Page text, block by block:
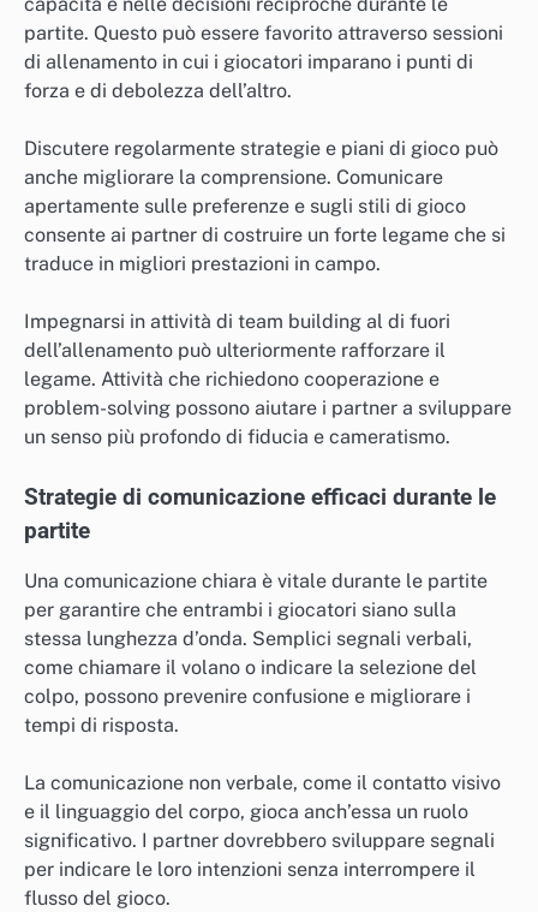
partite. Questo può essere favorito attraverso sessioni
di allenamento in cui i giocatori imparano i punti di
forza e di debolezza dell’altro.
Discutere regolarmente strategie e piani di gioco può
anche migliorare la comprensione. Comunicare
apertamente sulle preferenze e sugli stili di gioco
consente ai partner di costruire un forte legame che si
traduce in migliori prestazioni in campo.
Impegnarsi in attività di team building al di fuori
dell’allenamento può ulteriormente rafforzare il
legame. Attività che richiedono cooperazione e
problem-solving possono aiutare i partner a sviluppare
un senso più profondo di fiducia e cameratismo.
Strategie di comunicazione efficaci durante le
partite
Una comunicazione chiara è vitale durante le partite
per garantire che entrambi i giocatori siano sulla
stessa lunghezza d’onda. Semplici segnali verbali,
come chiamare il volano o indicare la selezione del
colpo, possono prevenire confusione e migliorare i
tempi di risposta.
La comunicazione non verbale, come il contatto visivo
e il linguaggio del corpo, gioca anch’essa un ruolo
significativo. I partner dovrebbero sviluppare segnali
per indicare le loro intenzioni senza interrompere il
flusso del gioco.